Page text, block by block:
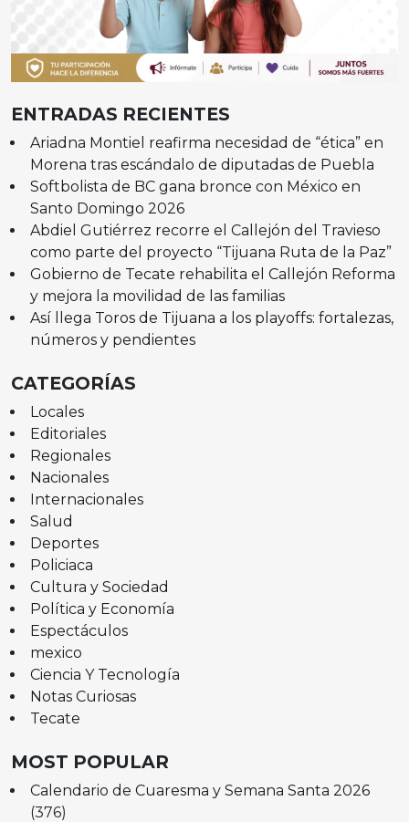
ENTRADAS RECIENTES
Ariadna Montiel reafirma necesidad de “ética” en
Morena tras escándalo de diputadas de Puebla
Softbolista de BC gana bronce con México en
Santo Domingo 2026
Abdiel Gutiérrez recorre el Callejón del Travieso
como parte del proyecto “Tijuana Ruta de la Paz”
Gobierno de Tecate rehabilita el Callejón Reforma
y mejora la movilidad de las familias
Así llega Toros de Tijuana a los playoffs: fortalezas,
números y pendientes
CATEGORÍAS
Locales
Editoriales
Regionales
Nacionales
Internacionales
Salud
Deportes
Policiaca
Cultura y Sociedad
Política y Economía
Espectáculos
mexico
Ciencia Y Tecnología
Notas Curiosas
Tecate
MOST POPULAR
Calendario de Cuaresma y Semana Santa 2026
(376)